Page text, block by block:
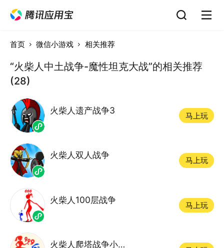
首页 微信小游戏 相关推荐
“火柴人中土战争-魔性坦克大战”的相关推荐
(28)
火柴人遗产战争3
马上玩
火柴人双人战争
马上玩
火柴人100层战争
马上玩
火柴人爬塔战争小游戏